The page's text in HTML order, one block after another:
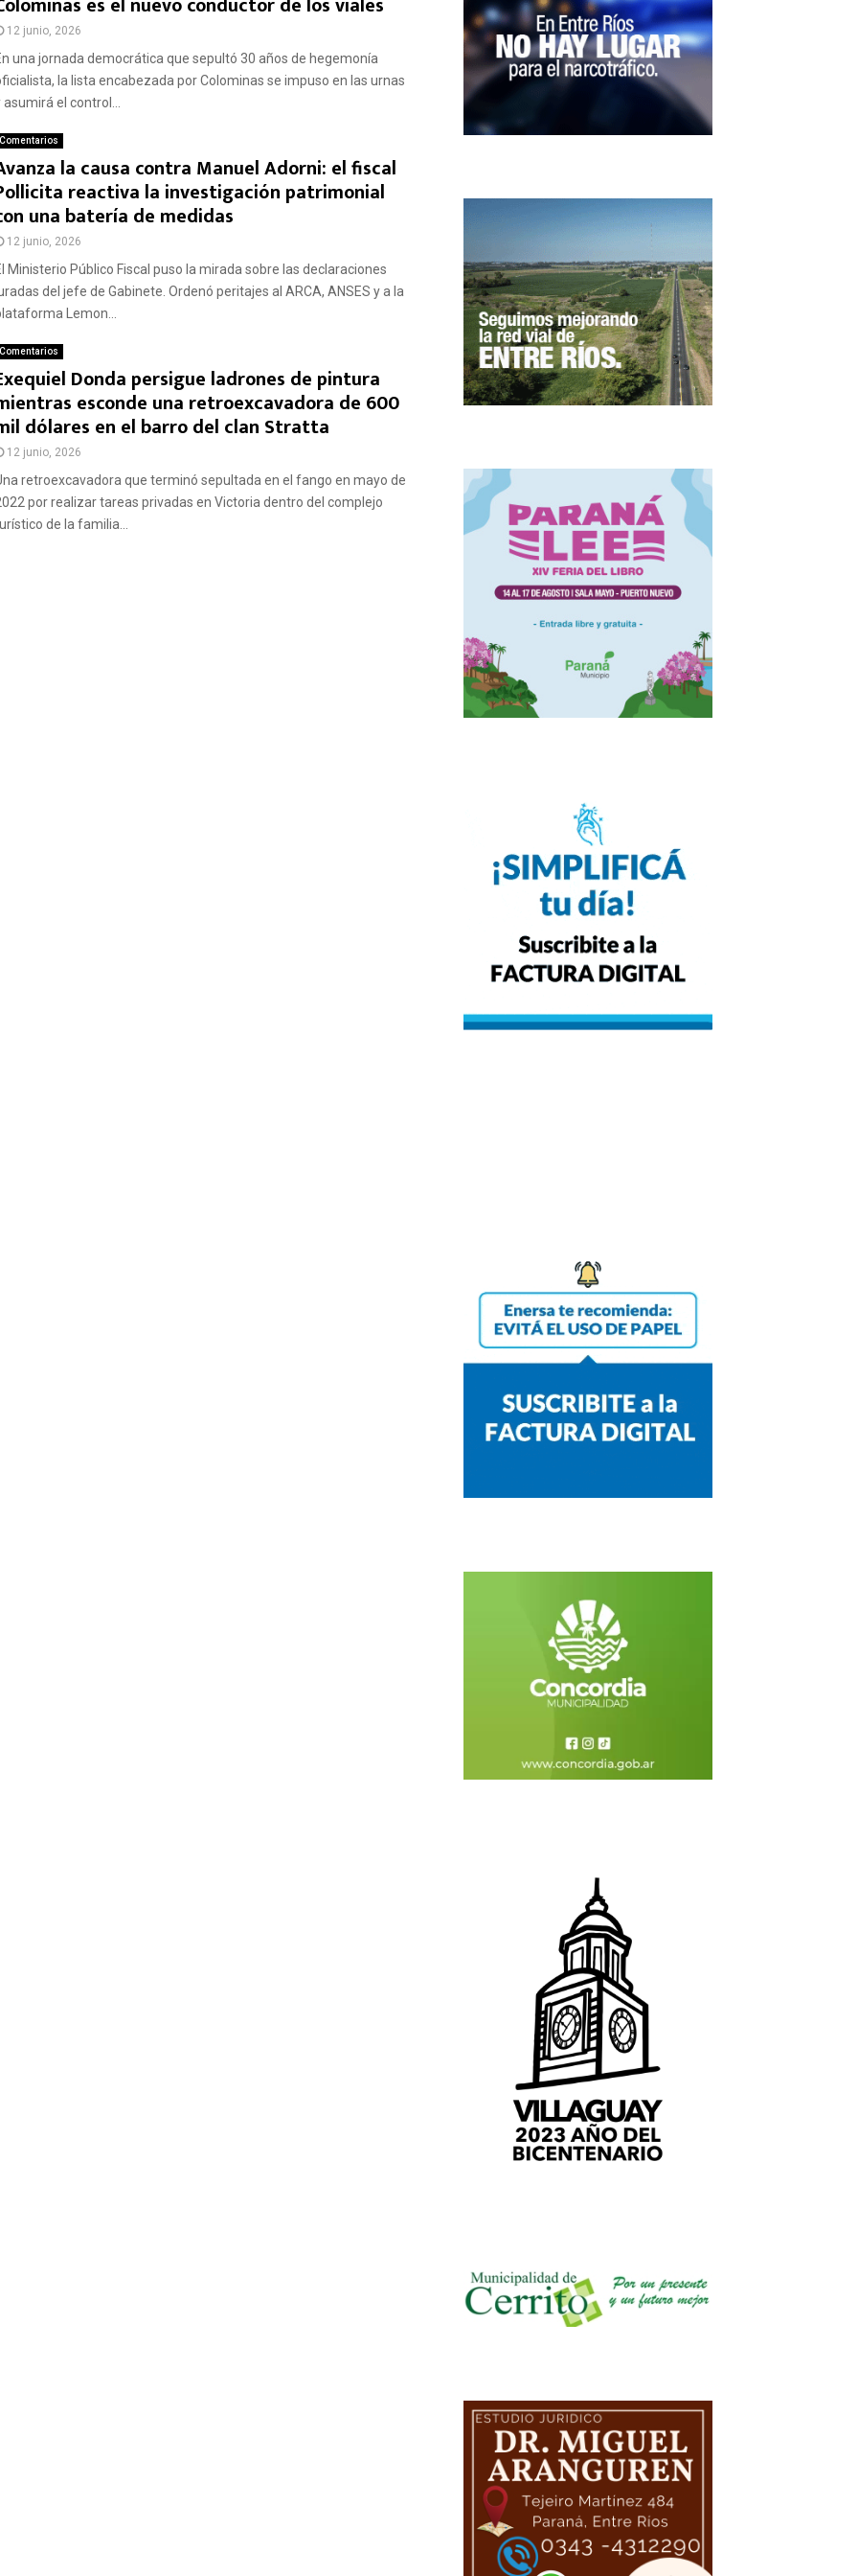
12 junio, 2026
una jornada democrática que sepultó 30 años de hegemonía
la lista encabezada por Colominas se impuso en las urnas
asumirá el control...
Comentarios
la causa contra Manuel Adorni: el fiscal
reactiva la investigación patrimonial
una batería de medidas
12 junio, 2026
Ministerio Público Fiscal puso la mirada sobre las declaraciones
del jefe de Gabinete. Ordenó peritajes al ARCA, ANSES y a la
Lemon...
Comentarios
Donda persigue ladrones de pintura
esconde una retroexcavadora de 600
dólares en el barro del clan Stratta
12 junio, 2026
retroexcavadora que terminó sepultada en el fango en mayo de
por realizar tareas privadas en Victoria dentro del complejo
de la familia...